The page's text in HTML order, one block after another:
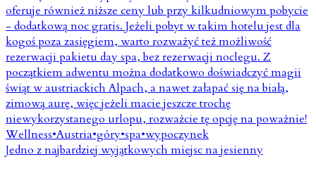
Jedno z najbardziej wyjątkowych miejsc na jesienny